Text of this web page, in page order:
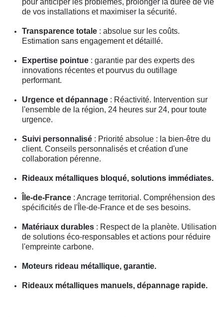
de vos installations et maximiser la sécurité.
Transparence totale : absolue sur les coûts.
Estimation sans engagement et détaillé.
Expertise pointue : garantie par des experts des
innovations récentes et pourvus du outillage
performant.
Urgence et dépannage : Réactivité. Intervention sur
l'ensemble de la région, 24 heures sur 24, pour toute
urgence.
Suivi personnalisé : Priorité absolue : la bien-être du
client. Conseils personnalisés et création d'une
collaboration pérenne.
Rideaux métalliques bloqué, solutions immédiates.
Île-de-France : Ancrage territorial. Compréhension des
spécificités de l'Île-de-France et de ses besoins.
Matériaux durables : Respect de la planète. Utilisation
de solutions éco-responsables et actions pour réduire
l'empreinte carbone.
Moteurs rideau métallique, garantie.
Rideaux métalliques manuels, dépannage rapide.